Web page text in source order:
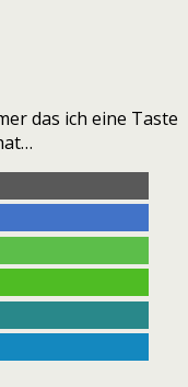
das ich eine Taste